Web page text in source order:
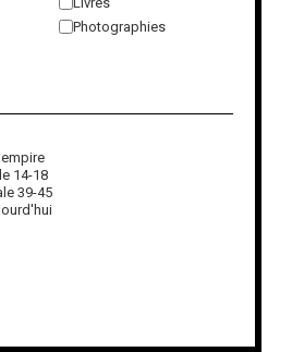
Photographies
14-18
39-45